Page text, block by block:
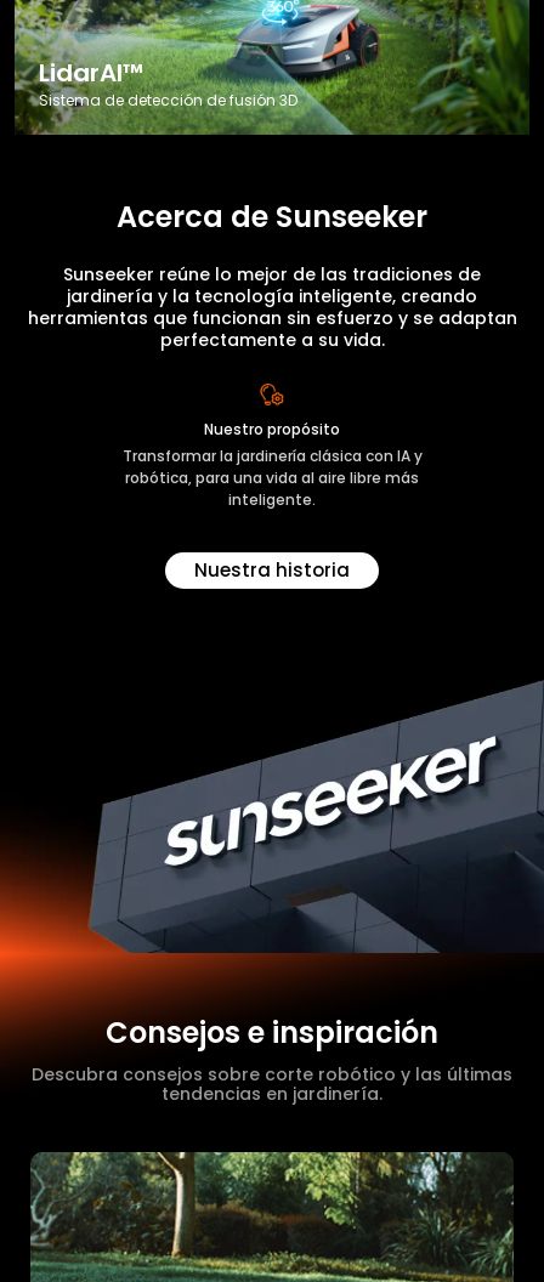
LidarAI™
Sistema de detección de fusión 3D
Acerca de Sunseeker
Sunseeker reúne lo mejor de las tradiciones de
jardinería y la tecnología inteligente, creando
herramientas que funcionan sin esfuerzo y se adaptan
perfectamente a su vida.
Nuestro propósito
Transformar la jardinería clásica con IA y
robótica, para una vida al aire libre más
inteligente.
Nuestra historia
Consejos e inspiración
Descubra consejos sobre corte robótico y las últimas
tendencias en jardinería.